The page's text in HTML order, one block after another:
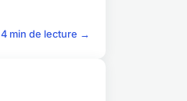
4 min de lecture →